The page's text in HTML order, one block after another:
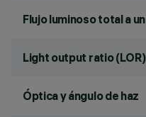
Flujo luminoso total a
Light output ratio (LOR)
Óptica y ángulo de haz